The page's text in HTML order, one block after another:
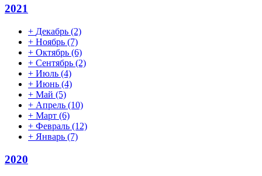
2021
+ Декабрь (2)
+ Ноябрь (7)
+ Октябрь (6)
+ Сентябрь (2)
+ Июль (4)
+ Июнь (4)
+ Май (5)
+ Апрель (10)
+ Март (6)
+ Февраль (12)
+ Январь (7)
2020